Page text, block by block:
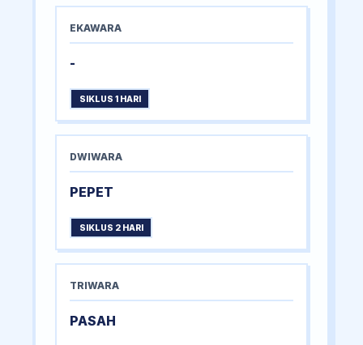
EKAWARA
-
SIKLUS 1 HARI
DWIWARA
PEPET
SIKLUS 2 HARI
TRIWARA
PASAH